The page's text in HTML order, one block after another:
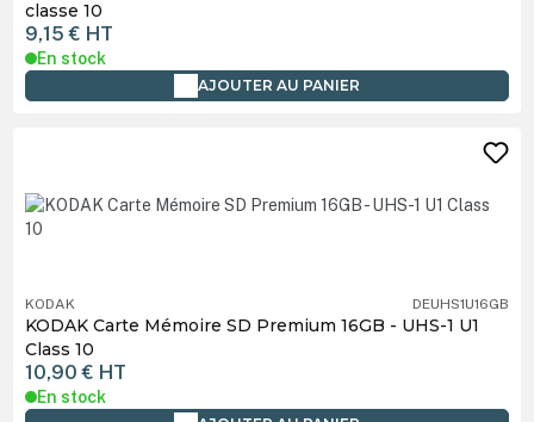
classe 10
9,15 € HT
En stock
AJOUTER AU PANIER
KODAK DEUHS1U16GB
KODAK Carte Mémoire SD Premium 16GB - UHS-1 U1
Class 10
10,90 € HT
En stock